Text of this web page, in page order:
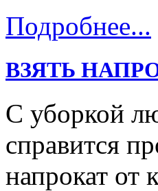
Подробнее...
ВЗЯТЬ
С уборкой
справится
напрокат от